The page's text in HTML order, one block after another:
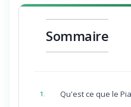
Sommaire
1. Qu'est ce que le